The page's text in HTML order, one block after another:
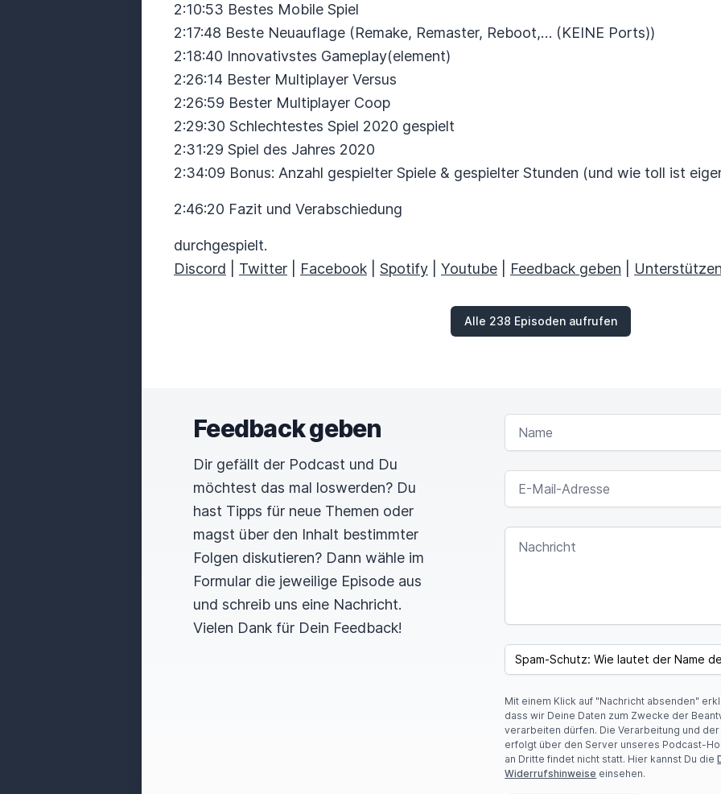
2:10:53 Bestes Mobile Spiel
2:17:48 Beste Neuauflage (Remake, Remaster, Reboot,… (KEINE Ports))
2:18:40 Innovativstes Gameplay(element)
2:26:14 Bester Multiplayer Versus
2:26:59 Bester Multiplayer Coop
2:29:30 Schlechtestes Spiel 2020 gespielt
2:31:29 Spiel des Jahres 2020
2:34:09 Bonus: Anzahl gespielter Spiele & gespielter Stunden (und wie toll ist
2:46:20 Fazit und Verabschiedung
durchgespielt.
Discord
Twitter Facebook Spotify Youtube Feedback geben Unterstützen
Alle 238 Episoden aufrufen
Feedback geben
Dir gefällt der Podcast und Du
möchtest das mal loswerden? Du
hast Tipps für neue Themen oder
magst über den Inhalt bestimmter
Folgen diskutieren? Dann wähle im
Formular die jeweilige Episode aus
und schreib uns eine Nachricht.
Vielen Dank für Dein Feedback!
NAME
E-MAIL-ADRESSE
NACHRICHT
F
O
A
R
E
A
H
U
M
SPAM CAPTCHA
Mit einem Klick auf "Nachricht absenden"
dass wir Deine Daten zum Zwecke der
verarbeiten dürfen. Die Verarbeitung und
erfolgt über den Server unseres Podcast-
an Dritte findet nicht statt. Hier kannst Du die
Widerrufshinweise einsehen.